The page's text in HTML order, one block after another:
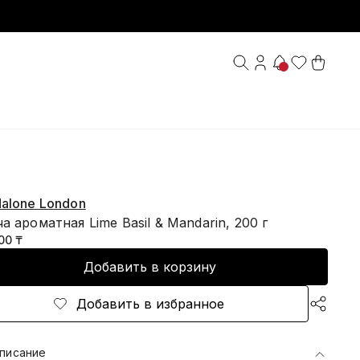
London
ароматная Lime Basil & Mandarin, 200 г
₸
Добавить в корзину
Добавить в избранное